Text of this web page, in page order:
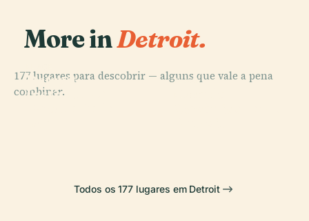
More inDetroit.
177 lugares para descobrir — alguns que vale a pena
combinar.
Detroit
Institute Of
PLACE
PLACE
Todos os 177 lugares em Detroit